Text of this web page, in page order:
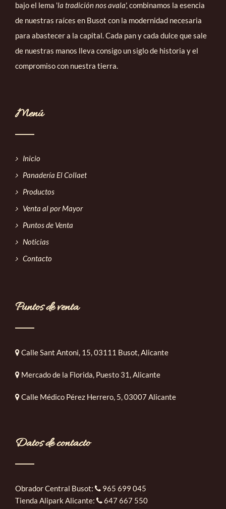
bajo el lema 'la tradición nos avala', combinamos la esencia
de nuestras raíces en Busot con la modernidad necesaria
para abastecer a la capital. Cada pan y cada dulce que sale
de nuestras manos lleva consigo un siglo de historia y el
compromiso con nuestra tierra.
Menú
Inicio
Panadería El Collaet
Productos
Venta al por Mayor
Puntos de Venta
Noticias
Contacto
Puntos de venta
Calle Sant Antoni, 15, 03111 Busot, Alicante
Mercado de la Florida, Puesto 31, Alicante
Calle Médico Pérez Herrero, 5, 03007 Alicante
Datos de contacto
Obrador Central Busot:
965 699 045
Tienda Alipark Alicante:
647 667 550